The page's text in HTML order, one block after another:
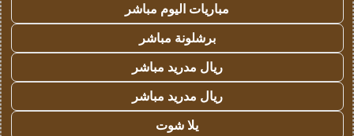
مباريات اليوم مباشر
برشلونة مباشر
ريال مدريد مباشر
ريال مدريد مباشر
يلا شوت